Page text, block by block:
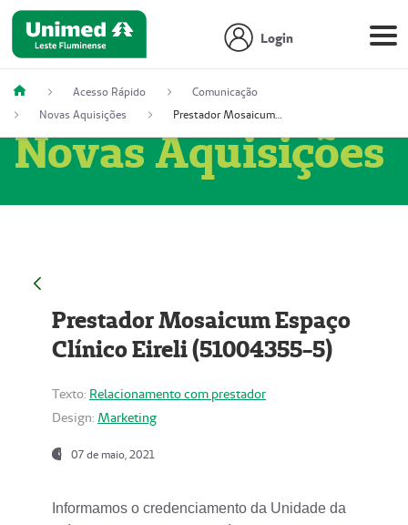
Login
Acesso Rápido
Comunicação
Novas Aquisições
Prestador Mosaicum Espaço Clínico Eireli (51004355-5)
Novas Aquisições
Prestador Mosaicum Espaço
Clínico Eireli (51004355-5)
Texto: Relacionamento com prestador
Design: Marketing
07 de maio, 2021
Informamos o credenciamento da Unidade da